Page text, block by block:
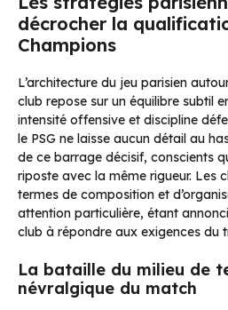
décrocher la
Champions
L’architecture du jeu parisien
club repose sur un équilibre subtil
intensité offensive et discipline
le PSG ne laisse aucun détail au
de ce barrage décisif, conscients
riposte avec la même rigueur. Les
termes de composition et
attention particulière, étant
club à répondre aux exigences du
La bataille du milieu de
névralgique du match